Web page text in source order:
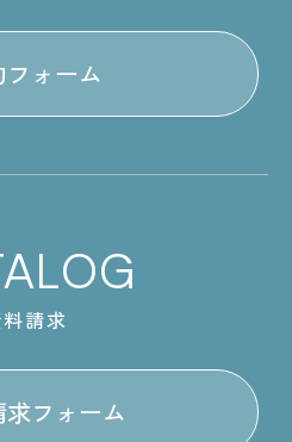
フォーム
請求
フォーム